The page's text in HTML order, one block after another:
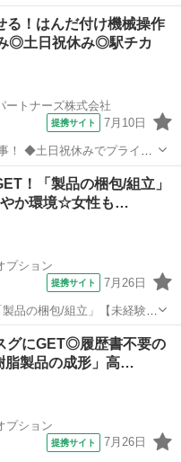
が好きな方にもおすすめで
る！はんだ付け機械操作
◎土日祝休み◎駅チカ
ートナーズ株式会社
提携サイト 7月10日
！ ◆土日祝休みでプライベ
内容】 プリ
るお仕事！ 基板にあらかじ
！「製品の梱包/組立」
やか環境☆女性も…
プション
提携サイト 7月26日
品の梱包/組立」【未経験
残業で収入にプラス♪高時給
グにGET◎履歴書不要の
脂製品の成形」高…
プション
提携サイト 7月26日